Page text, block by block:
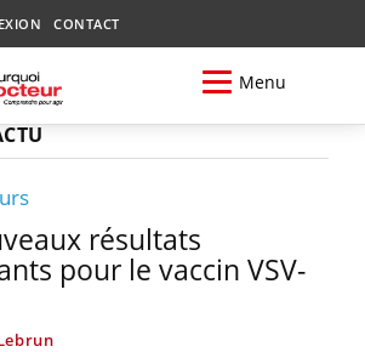
CONTACT
Menu
résultats
pour le vaccin VSV-